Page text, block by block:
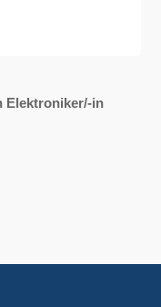
Elektroniker/-in